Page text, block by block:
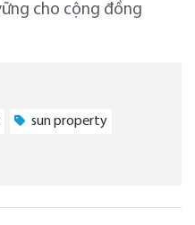
cho cộng đồng
sun property